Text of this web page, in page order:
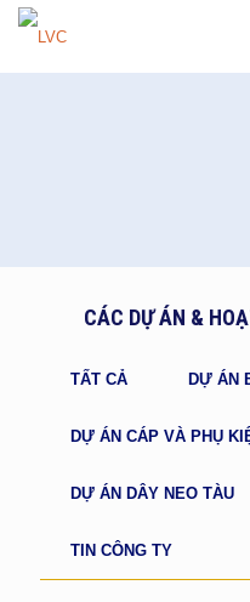
CÁC DỰ ÁN &
TẤT CẢ DỰ ÁN
DỰ ÁN CÁP VÀ PHỤ
DỰ ÁN DÂY NEO TÀU
TIN CÔNG TY